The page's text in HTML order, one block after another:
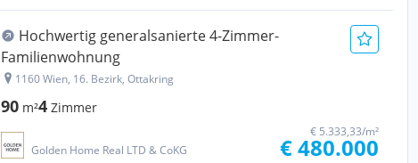
Hochwertig generalsanierte 4-Zimmer-
Familienwohnung
1160 Wien, 16. Bezirk, Ottakring
90 m²4 Zimmer
Golden Home Real LTD & CoKG
€ 5.333,33/m²
€ 480.000